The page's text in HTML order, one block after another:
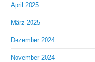
April 2025
März 2025
Dezember 2024
November 2024